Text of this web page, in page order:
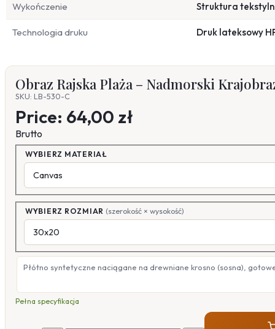
Wykończenie Struktura
Technologia druku Druk lateksowy
Obraz Rajska Plaża – Nadmorski
SKU: LB-530-C
Price: 64,00 zł
Brutto
WYBIERZ MATERIAŁ
WYBIERZ ROZMIAR (szerokość × wysokość)
Płótno syntetyczne naciągane na drewniane krosno (sosna),
Pełna specyfikacja